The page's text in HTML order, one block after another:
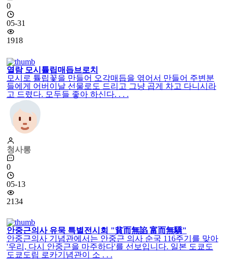
0
05-31
1918
열람모시튤립매듭브로치
모시로 튤립꽃을 만들어 오각매듭을 엮어서 만들어 주변분
들에게 어버이날 선물로도 드리고 그냥 곱게 차고 다니시라
고 드렸다. 모두들 좋아 하신다. . . .
청사롱
0
05-13
2134
안중근의사 유묵 특별전시회 "貧而無諂 富而無驕"
안중근의사 기념관에서는 안중근 의사 순국 116주기를 맞아
'우리, 다시 안중근을 마주하다'를 선보입니다. 일본 도쿄도
도쿄도립 로카기념관이 소 . . .